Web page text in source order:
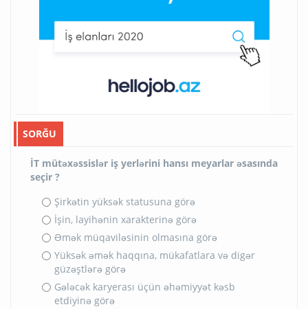
SORĞU
İT mütəxəssislər iş yerlərini hansı meyarlar əsasında
seçir ?
Şirkətin yüksək statusuna görə
İşin, layihənin xarakterinə görə
Əmək müqaviləsinin olmasına görə
Yüksək əmək haqqına, mükafatlara və digər
güzəştlərə görə
Gələcək karyerası üçün əhəmiyyət kəsb
etdiyinə görə